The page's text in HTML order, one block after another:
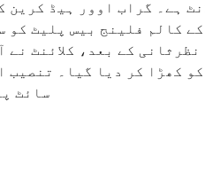
ہے۔ گراب اوور ہیڈ
کالم فلینج بیس پلیٹ کو
نظرثانی کے بعد، کلائنٹ
کھڑا کر دیا گیا۔ تنصیب
سائٹ